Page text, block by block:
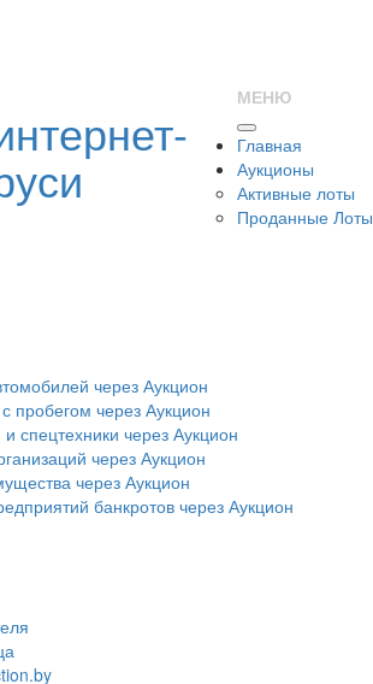
МЕНЮ
Главная
Аукционы
Активные лоты
Проданные Лоты
через Аукцион
пробегом через Аукцион
спецтехники через Аукцион
через Аукцион
через Аукцион
банкротов через Аукцион